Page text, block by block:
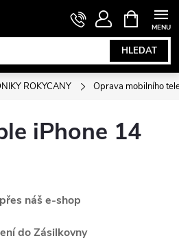
HLEDAT
NÁKUPNÍ
KOŠÍK
ROKYCANY Oprava mobilního
iPhone 14
náš e-shop
do Zásilkovny